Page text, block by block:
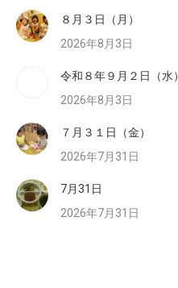
８月３日（月）
2026年8月3日
令和８年９月２日（水
2026年8月3日
７月３１日（金）
2026年7月31日
7月31日
2026年7月31日